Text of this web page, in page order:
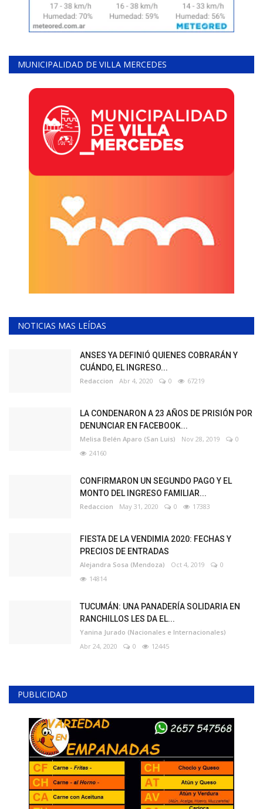
MUNICIPALIDAD DE VILLA MERCEDES
NOTICIAS MAS LEÍDAS
ANSES YA DEFINIÓ QUIENES COBRARÁN Y
CUÁNDO, EL INGRESO...
Redaccion Abr 4, 2020 0 67219
LA CONDENARON A 23 AÑOS DE PRISIÓN POR
DENUNCIAR EN FACEBOOK...
Melisa Belén Aparo (San Luis) Nov 28, 2019
0
24160
CONFIRMARON UN SEGUNDO PAGO Y EL
MONTO DEL INGRESO FAMILIAR...
Redaccion May 31, 2020 0 17383
FIESTA DE LA VENDIMIA 2020: FECHAS Y
PRECIOS DE ENTRADAS
Alejandra Sosa (Mendoza) Oct 4, 2019
0
14814
TUCUMÁN: UNA PANADERÍA SOLIDARIA EN
RANCHILLOS LES DA EL...
Yanina Jurado (Nacionales e Internacionales)
Abr 24, 2020
0 12445
PUBLICIDAD